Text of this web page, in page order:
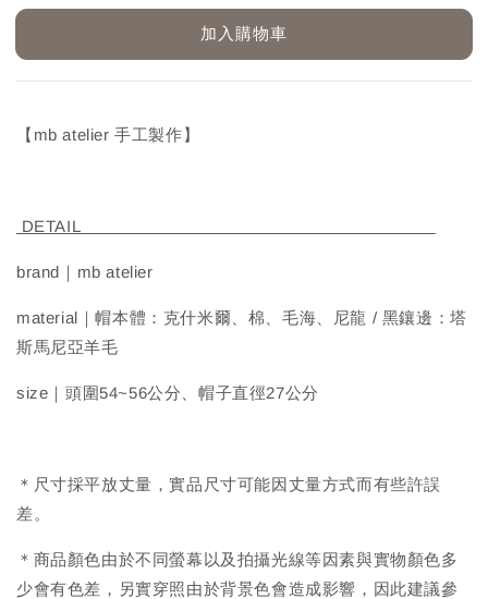
加入購物車
【mb atelier 手工製作】
DETAIL
brand｜mb atelier
material｜帽本體：克什米爾、棉、毛海、尼龍 / 黑鑲邊：塔
斯馬尼亞羊毛
size｜頭圍54~56公分、帽子直徑27公分
＊尺寸採平放丈量，實品尺寸可能因丈量方式而有些許誤
差。
＊商品顏色由於不同螢幕以及拍攝光線等因素與實物顏色多
少會有色差，另實穿照由於背景色會造成影響，因此建議參